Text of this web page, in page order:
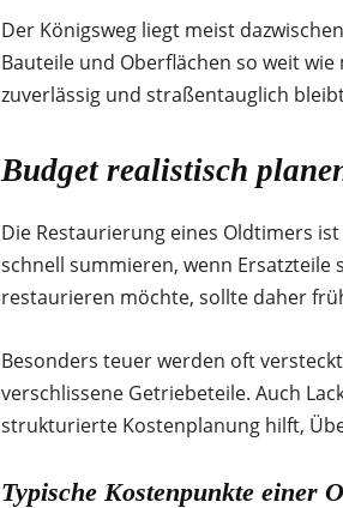
Der Königsweg liegt meist
Bauteile und Oberflächen so weit
zuverlässig und straßentauglich
Budget realistisch
Die Restaurierung eines Oldtimers
schnell summieren, wenn
restaurieren möchte, sollte daher
Besonders teuer werden oft
verschlissene Getriebeteile. Auch
strukturierte Kostenplanung hilft,
Typische Kostenpunkte einer